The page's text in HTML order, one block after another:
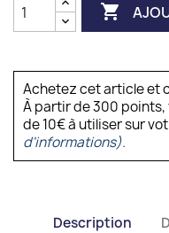

Achetez cet article et
À partir de 300 points,
de 10€ à utiliser sur
d'informations).
Description